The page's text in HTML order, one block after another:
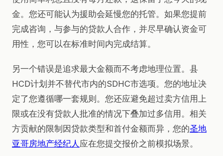
金。您还可能认为援助会延慢您的托管。如果您提前
完成咨询，与参与的贷款人合作，并尽早确认资金可
用性，您可以在标准时间内完成结算。
另一个错误是追求最大金额而不考虑地理位置。县
HCD计划并不替代市内的SDHC市选项。您的地址决
定了您遵循哪一套规则。您还应避免超过卖方信用上
限或在没有贷款人批准的情况下叠加过多信用。相关
方贡献的限制因贷款类型和首付金额而异，您的圣地
亚哥房地产经纪人 应在您提交报价之前模拟场景。